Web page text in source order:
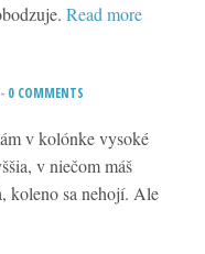
Read more
- 0 COMMENTS
v kolónke vysoké
v niečom máš
koleno sa nehojí. Ale